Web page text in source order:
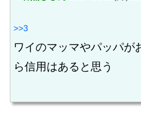
>>3
ワイのマッマやパッパが
ら信用はあると思う